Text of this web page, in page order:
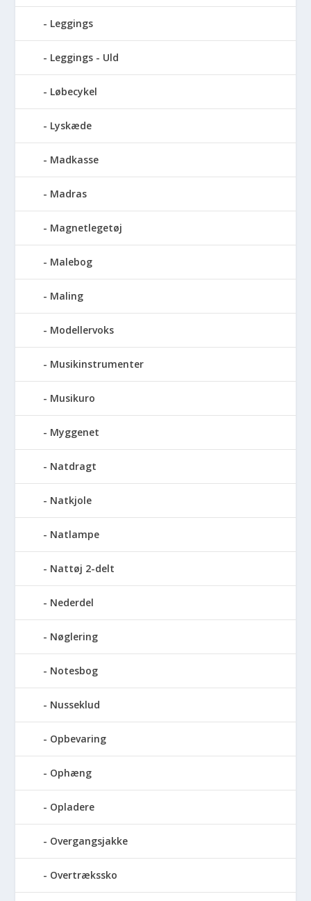
Leggings
Leggings - Uld
Løbecykel
Lyskæde
Madkasse
Madras
Magnetlegetøj
Malebog
Maling
Modellervoks
Musikinstrumenter
Musikuro
Myggenet
Natdragt
Natkjole
Natlampe
Nattøj 2-delt
Nederdel
Nøglering
Notesbog
Nusseklud
Opbevaring
Ophæng
Opladere
Overgangsjakke
Overtrækssko